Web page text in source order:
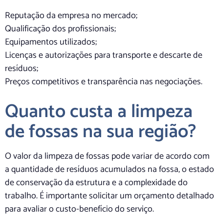
Reputação da empresa no mercado;
Qualificação dos profissionais;
Equipamentos utilizados;
Licenças e autorizações para transporte e descarte de
resíduos;
Preços competitivos e transparência nas negociações.
Quanto custa a limpeza
de fossas na sua região?
O valor da limpeza de fossas pode variar de acordo com
a quantidade de resíduos acumulados na fossa, o estado
de conservação da estrutura e a complexidade do
trabalho. É importante solicitar um orçamento detalhado
para avaliar o custo-benefício do serviço.